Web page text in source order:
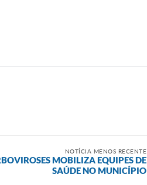
NOTÍCIA MENOS RECENTE
MOBILIZA EQUIPES DE
SAÚDE NO MUNICÍPIO